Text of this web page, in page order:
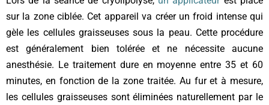
sur la zone ciblée. Cet appareil va créer un froid intense qui
gèle les cellules graisseuses sous la peau. Cette procédure
est généralement bien tolérée et ne nécessite aucune
anesthésie. Le traitement dure en moyenne entre 35 et 60
minutes, en fonction de la zone traitée. Au fur et à mesure,
les cellules graisseuses sont éliminées naturellement par le